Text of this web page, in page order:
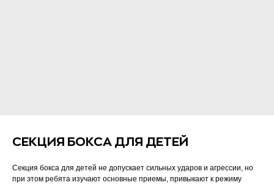
СЕКЦИЯ БОКСА ДЛЯ ДЕТЕЙ
Секция бокса для детей не допускает сильных ударов и агрессии, но
при этом ребята изучают основные приемы, привыкают к режиму